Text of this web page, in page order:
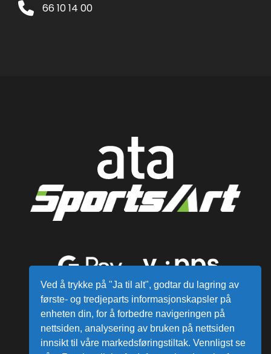
66 10 14 00
Ved å trykke på "Ja til alt", godtar du lagring av
første- og tredjeparts informasjonskapsler på
enheten din, for å forbedre navigeringen på
nettsiden, analysering av bruken på nettsiden
innsikt til våre markedsføringstiltak. Vennligst se